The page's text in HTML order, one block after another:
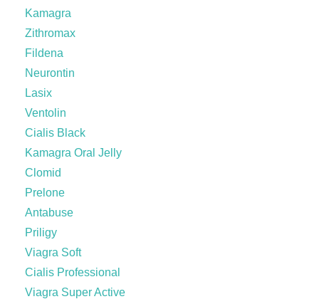
Kamagra
Zithromax
Fildena
Neurontin
Lasix
Ventolin
Cialis Black
Kamagra Oral Jelly
Clomid
Prelone
Antabuse
Priligy
Viagra Soft
Cialis Professional
Viagra Super Active